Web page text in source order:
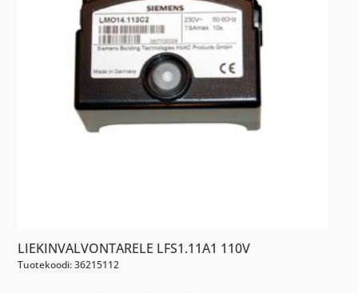
LIEKINVALVONTARELE LFS1.11A1 110V
Tuotekoodi: 36215112